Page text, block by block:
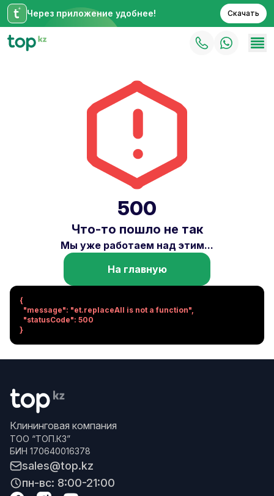
Через приложение удобнее! Скачать
500
Что-то пошло не так
Мы уже работаем над этим...
На главную
{
}
Клининговая компания
ТОО “ТОП.КЗ”
БИН 170640016378
sales@top.kz
пн-вс: 8:00-21:00